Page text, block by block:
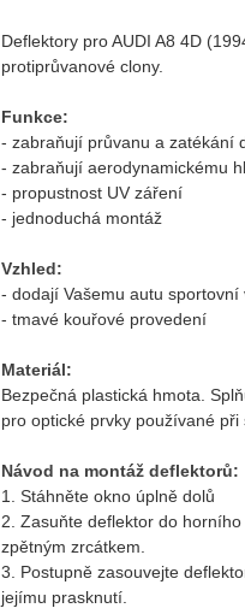
Deflektory pro AUDI A8 4D
protiprůvanové clony.
Funkce:
- zabraňují průvanu a zatékání
- zabraňují aerodynamickému
- propustnost UV záření
- jednoduchá montáž
Vzhled:
- dodají Vašemu autu sportovní
- tmavé kouřové provedení
Materiál:
Bezpečná plastická hmota.
pro optické prvky používané
Návod na montáž deflektorů:
1. Stáhněte okno úplně dolů
2. Zasuňte deflektor do
zpětným zrcátkem.
3. Postupně zasouvejte
jejímu prasknutí.